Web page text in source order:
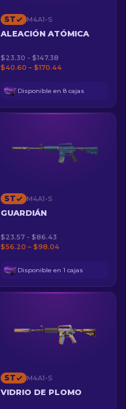
ST M4A1-S
ALEACIÓN ATÓMICA
$23.30 - $147.38
$40.60 – $170.44
Disponible en 8 cajas
ST M4A1-S
GUARDIÁN
$23.57 - $86.43
$56.20 – $98.04
Disponible en 1 cajas
ST M4A1-S
VIDRIO DE PLOMO